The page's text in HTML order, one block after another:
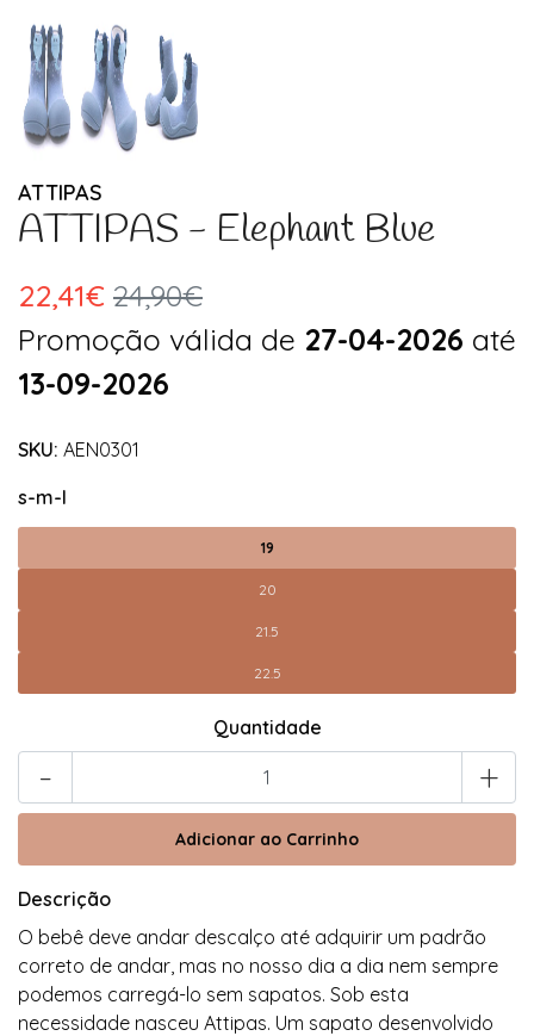
ATTIPAS
ATTIPAS - Elephant Blue
22,41€ 24,90€
Promoção válida de 27-04-2026 até
13-09-2026
SKU: AEN0301
s-m-l
19
20
21.5
22.5
Quantidade
- +
Descrição
O bebê deve andar descalço até adquirir um padrão
correto de andar, mas no nosso dia a dia nem sempre
podemos carregá-lo sem sapatos. Sob esta
necessidade nasceu Attipas. Um sapato desenvolvido